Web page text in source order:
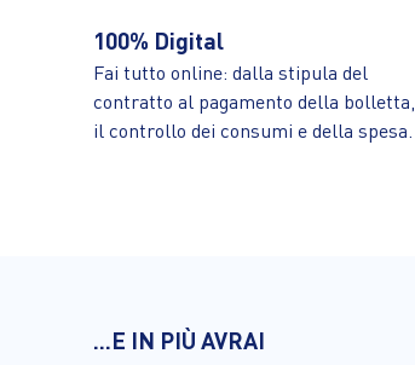
100% Digital
Fai tutto online: dalla stipula del
contratto al pagamento della bolletta,
il controllo dei consumi e della spesa.
...E IN PIÙ AVRAI